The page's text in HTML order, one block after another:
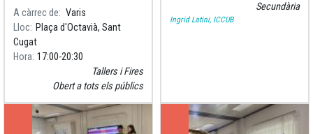
de Sant Cugat, els
investigadors de l'ICCUB
participaran al taller “Petits
Astrònoms: A la recerca de
A càrrec de
Varis
Lloc Plaça d'Octavià, Sant
Cugat
Hora 17:00 20:30
Tallers i Fires
Obert a tots els públics
Secundària
Ingrid Latini, ICCUB